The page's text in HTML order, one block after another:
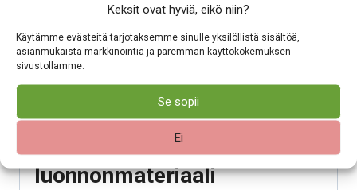
Keksit ovat hyviä, eikö niin?
Käytämme evästeitä tarjotaksemme sinulle yksilöllistä sisältöä,
asianmukaista markkinointia ja paremman käyttökokemuksen
sivustollamme.
Se sopii
Ei
suomalaisen arjen ja vaihtelevien säiden
asettamiin vaatimuksiin. Valitsemalla
kotimaisen tuotteen tuet suomalaista työtä ja
käyttöä, pesua ja aikaa.
Helppohoitoinen
luonnonmateriaali